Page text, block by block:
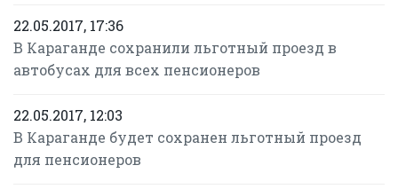
22.05.2017, 17:36
В Караганде сохранили льготный проезд в
автобусах для всех пенсионеров
22.05.2017, 12:03
В Караганде будет сохранен льготный проезд
для пенсионеров